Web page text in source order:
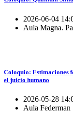
2026-06-04
Aula Magna.
Coloquio: Estimaciones
el juicio humano
2026-05-28
Aula Federman